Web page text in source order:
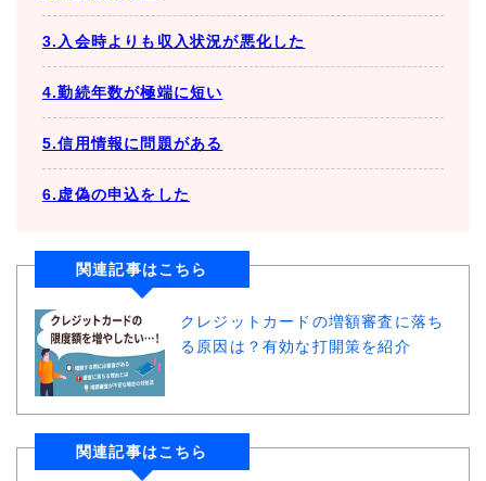
3.入会時よりも収入状況が悪化した
4.勤続年数が極端に短い
5.信用情報に問題がある
6.虚偽の申込をした
関連記事はこちら
クレジットカードの増額審査に落ち
る原因は？有効な打開策を紹介
関連記事はこちら